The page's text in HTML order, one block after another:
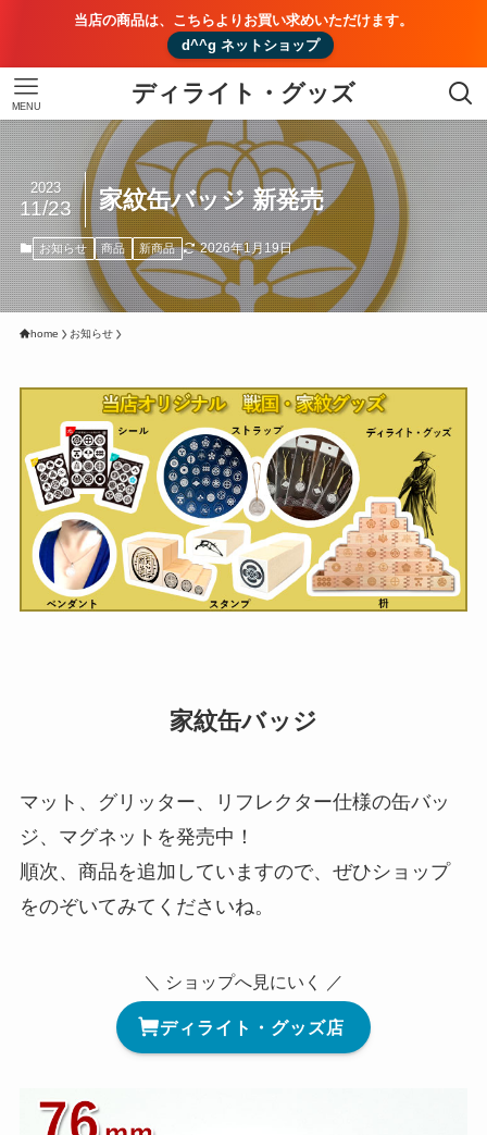
当店の商品は、こちらよりお買い求めいただけます。
d^^g ネットショップ
ディライト・グッズ
MENU
家紋缶バッジ 新発売
2023
11/23
お知らせ 商品 新商品 2026年1月19日
home お知らせ
家紋缶バッジ
マット、グリッター、リフレクター仕様の缶バッ
ジ、マグネットを発売中！
順次、商品を追加していますので、ぜひショップ
をのぞいてみてくださいね。
＼ ショップへ見にいく ／
ディライト・グッズ店